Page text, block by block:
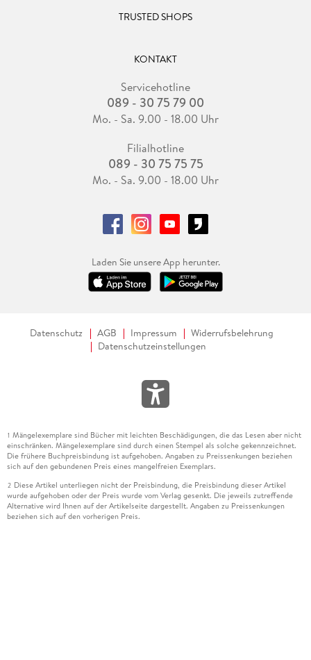
TRUSTED SHOPS
KONTAKT
Servicehotline
089 - 30 75 79 00
Mo. - Sa. 9.00 - 18.00 Uhr
Filialhotline
089 - 30 75 75 75
Mo. - Sa. 9.00 - 18.00 Uhr
Laden Sie unsere App herunter.
Datenschutz AGB Impressum
Widerrufsbelehrung
Datenschutzeinstellungen
1 Mängelexemplare sind Bücher mit leichten Beschädigungen, die das Lesen aber nicht
einschränken. Mängelexemplare sind durch einen Stempel als solche gekennzeichnet.
Die frühere Buchpreisbindung ist aufgehoben. Angaben zu Preissenkungen beziehen
sich auf den gebundenen Preis eines mangelfreien Exemplars.
2 Diese Artikel unterliegen nicht der Preisbindung, die Preisbindung dieser Artikel
wurde aufgehoben oder der Preis wurde vom Verlag gesenkt. Die jeweils zutreffende
Alternative wird Ihnen auf der Artikelseite dargestellt. Angaben zu Preissenkungen
beziehen sich auf den vorherigen Preis.